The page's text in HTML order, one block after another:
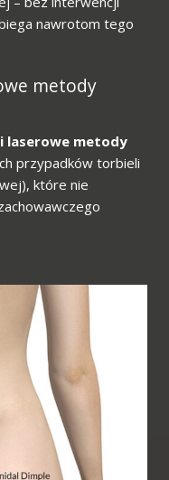
nawrotom tego
metody
laserowe metody
przypadków torbieli
które nie